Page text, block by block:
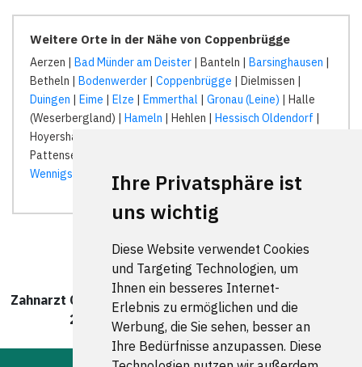
Ihre Privatsphäre ist
uns wichtig
Diese Website verwendet Cookies
und Targeting Technologien, um
Ihnen ein besseres Internet-
Erlebnis zu ermöglichen und die
Werbung, die Sie sehen, besser an
Ihre Bedürfnisse anzupassen. Diese
Weitere Orte in der Nähe von Coppenbrügge
Aerzen | Bad Münder am Deister | Banteln | Barsinghausen |
Betheln | Bodenwerder | Coppenbrügge | Dielmissen |
Duingen | Eime | Elze | Emmerthal | Gronau (Leine) | Halle
(Weserbergland) | Hameln | Hehlen | Hessisch Oldendorf |
Hoyershausen | Kirchbrak | Marienhagen |
Pattensen | Rheden |
Wennigsen (Deister)
Zahnarzt Coppenbrügge wurde zuletzt am 07. August
2026 um 00:00:08 Uhr aktualisiert.